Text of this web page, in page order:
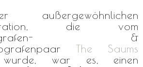
außergewöhnlichen
die vom
&
The Saums
wurde, war es, einen